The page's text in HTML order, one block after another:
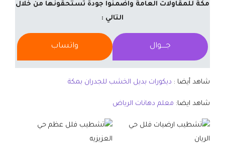
مكة للمقاولات العامة واضمنوا جودة تستحقونها من خلال
التالي :
جــــوال واتساب
شاهد أيضا : ديكورات بديل الخشب للجدران بمكة
شاهد ايضا: معلم دهانات الرياض